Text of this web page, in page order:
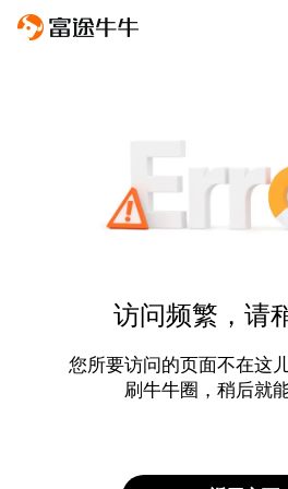
访问频繁，请
您所要访问的页面不在这
刷牛牛圈，稍后就